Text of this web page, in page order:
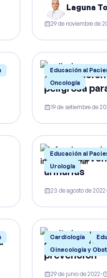
Laguna
29 de noviembre de
Educación al
Oncología
¿La
peligrosa
19 de setiembre de
Educación al
Urología
Cómo
urinarias
23 de agosto de 2022·
Cardiología
Ginecología y
Arritmia:
prevención
29 de junio de 2022·